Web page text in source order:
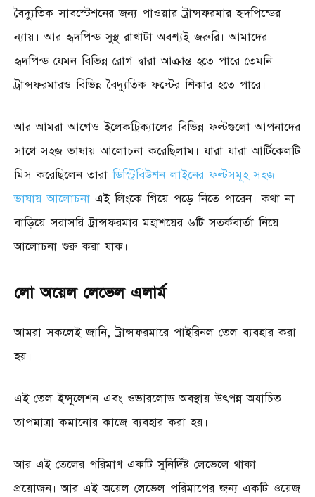
বৈদ্যুতিক সাবস্টেশনের জন্য পাওয়ার ট্রান্সফরমার হৃদপিন্ডের
ন্যায়। আর হৃদপিন্ড সুস্থ রাখাটা অবশ্যই জরুরি। আমাদের
হৃদপিন্ড যেমন বিভিন্ন রোগ দ্বারা আক্রান্ত হতে পারে তেমনি
ট্রান্সফরমারও বিভিন্ন বৈদ্যুতিক ফল্টের শিকার হতে পারে।
আর আমরা আগেও ইলেকট্রিক্যালের বিভিন্ন ফল্টগুলো আপনাদের
সাথে সহজ ভাষায় আলোচনা করেছিলাম। যারা যারা আর্টিকেলটি
মিস করেছিলেন তারাডিস্ট্রিবিউশন লাইনের ফল্টসমূহ সহজ
ভাষায় আলোচনা এই লিংকে গিয়ে পড়ে নিতে পারেন। কথা না
বাড়িয়ে সরাসরি ট্রান্সফরমার মহাশয়ের ৬টি সতর্কবার্তা নিয়ে
আলোচনা শুরু করা যাক।
লো অয়েল লেভেল এলার্ম
আমরা সকলেই জানি, ট্রান্সফরমারে পাইরিনল তেল ব্যবহার করা
হয়।
এই তেল ইন্সুলেশন এবং ওভারলোড অবস্থায় উৎপন্ন অযাচিত
তাপমাত্রা কমানোর কাজে ব্যবহার করা হয়।
আর এই তেলের পরিমাণ একটি সুনির্দিষ্ট লেভেলে থাকা
প্রয়োজন। আর এই অয়েল লেভেল পরিমাপের জন্য একটি ওয়েজ